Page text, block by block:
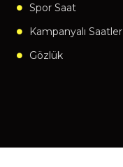
Spor Saat
Kampanyalı Saatler
Gözlük